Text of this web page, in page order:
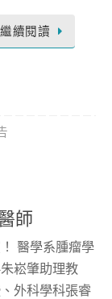
繼續閱讀
師
醫學系腫瘤學
崧肇助理教
外科學科張睿